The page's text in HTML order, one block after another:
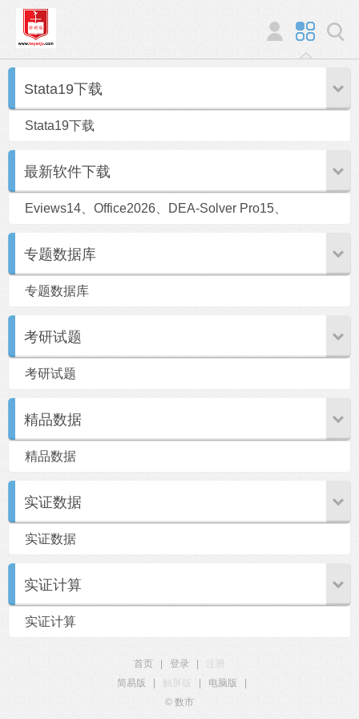
Stata19下载
Stata19下载
最新软件下载
Eviews14、Office2026、DEA-Solver Pro15、
专题数据库
专题数据库
考研试题
考研试题
精品数据
精品数据
实证数据
实证数据
实证计算
实证计算
首页 登录
简易版
触屏版 电脑版
© 数市